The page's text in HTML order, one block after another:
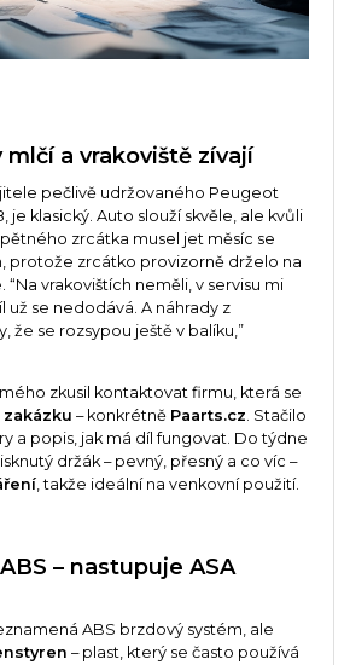
mlčí a vrakoviště zívají
pečlivě udržovaného Peugeot
je klasický. Auto slouží skvěle, ale kvůli
zrcátka musel jet měsíc se
protože zrcátko provizorně drželo na
vrakovištích neměli, v servisu mi
už se nedodává. A náhrady z
že se rozsypou ještě v balíku,”
zkusil kontaktovat firmu, která se
– konkrétně Paarts.cz . Stačilo
a popis, jak má díl fungovat. Do týdne
držák – pevný, přesný a co víc –
, takže ideální na venkovní použití.
– nastupuje ASA
ABS brzdový systém, ale
– plast, který se často používá